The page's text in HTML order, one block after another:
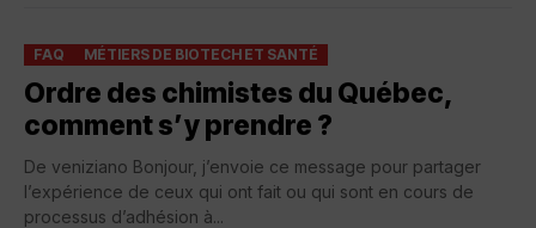
FAQ MÉTIERS DE BIOTECH ET SANTÉ
Ordre des chimistes du Québec,
comment s’y prendre ?
De veniziano Bonjour, j’envoie ce message pour partager
l’expérience de ceux qui ont fait ou qui sont en cours de
processus d’adhésion à...